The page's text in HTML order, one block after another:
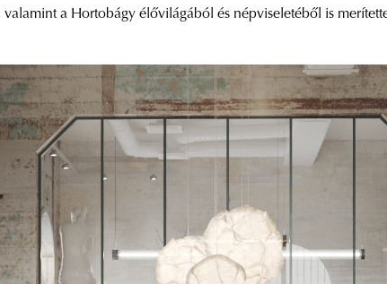
a Hortobágy élővilágából és népviseletéből is